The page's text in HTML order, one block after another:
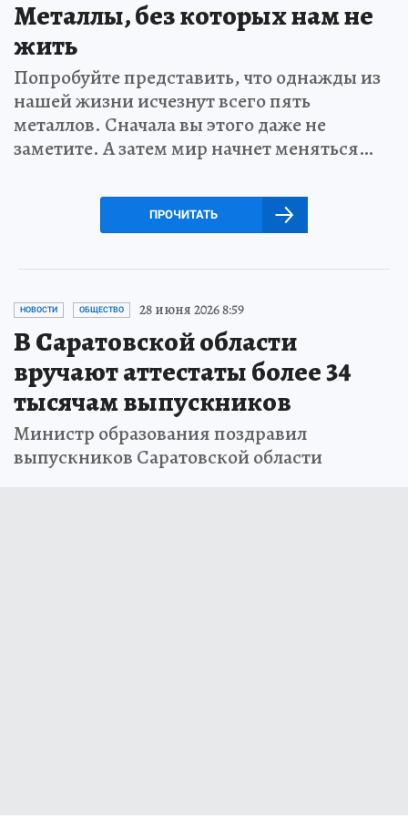
Металлы, без которых нам не
жить
Попробуйте представить, что однажды из
нашей жизни исчезнут всего пять
металлов. Сначала вы этого даже не
заметите. А затем мир начнет меняться…
ПРОЧИТАТЬ
НОВОСТИ ОБЩЕСТВО 28 июня 2026 8:59
В Саратовской области
вручают аттестаты более 34
тысячам выпускников
Министр образования поздравил
выпускников Саратовской области